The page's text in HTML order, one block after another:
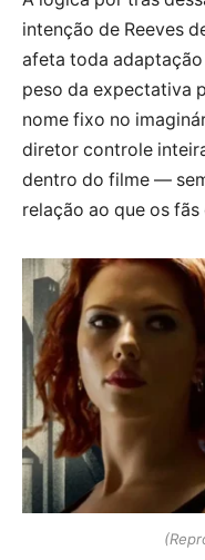
intenção de Reeves
afeta toda
peso da expectativa
nome fixo no
diretor controle
dentro do filme —
relação ao que os fãs